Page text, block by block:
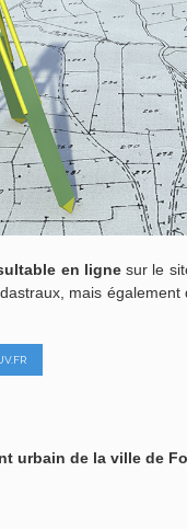
en lignesur le
mais
urbain de la ville de